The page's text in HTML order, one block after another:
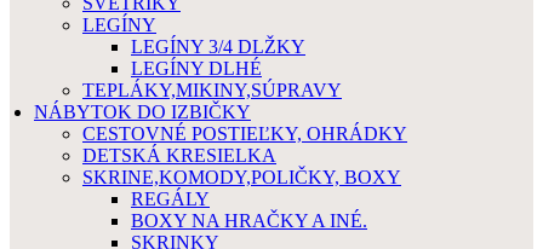
LEGÍNY
LEGÍNY 3/4 DLŽKY
LEGÍNY DLHÉ
TEPLÁKY,MIKINY,SÚPRAVY
NÁBYTOK DO IZBIČKY
CESTOVNÉ POSTIEĽKY, OHRÁDKY
DETSKÁ KRESIELKA
SKRINE,KOMODY,POLIČKY, BOXY
REGÁLY
BOXY NA HRAČKY A INÉ.
SKRINKY